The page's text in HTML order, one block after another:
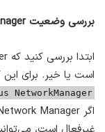
بررسی وضعیت Network Manager
است یا خیر. برای این
NetworkManager